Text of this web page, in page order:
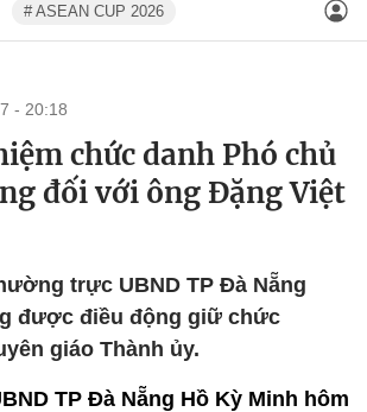
# ASEAN CUP 2026
- 20:18
chức danh Phó chủ
đối với ông Đặng Việt
trực UBND TP Đà Nẵng
được điều động giữ chức
giáo Thành ủy.
TP Đà Nẵng Hồ Kỳ Minh hôm